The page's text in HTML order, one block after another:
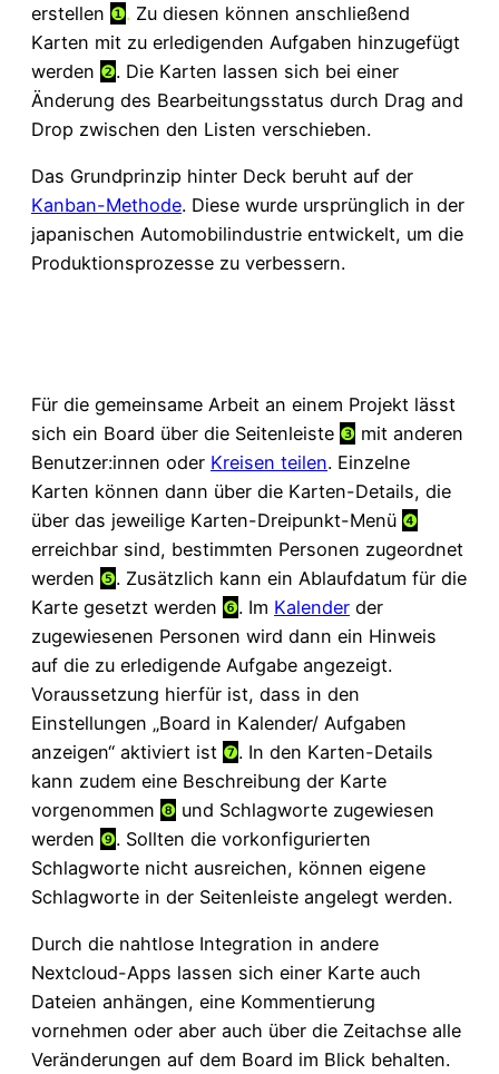
erstellen ❶. Zu diesen können anschließend
Karten mit zu erledigenden Aufgaben hinzugefügt
werden ❷. Die Karten lassen sich bei einer
Änderung des Bearbeitungsstatus durch Drag and
Drop zwischen den Listen verschieben.
Das Grundprinzip hinter Deck beruht auf der
Kanban-Methode. Diese wurde ursprünglich in der
japanischen Automobilindustrie entwickelt, um die
Produktionsprozesse zu verbessern.
Für die gemeinsame Arbeit an einem Projekt lässt
sich ein Board über die Seitenleiste ❸ mit anderen
Benutzer:innen oder Kreisen teilen. Einzelne
Karten können dann über die Karten-Details, die
über das jeweilige Karten-Dreipunkt-Menü ❹
erreichbar sind, bestimmten Personen zugeordnet
werden ❺. Zusätzlich kann ein Ablaufdatum für die
Karte gesetzt werden ❻. Im Kalender der
zugewiesenen Personen wird dann ein Hinweis
auf die zu erledigende Aufgabe angezeigt.
Voraussetzung hierfür ist, dass in den
Einstellungen „Board in Kalender/ Aufgaben
anzeigen“ aktiviert ist ❼. In den Karten-Details
kann zudem eine Beschreibung der Karte
vorgenommen ❽ und Schlagworte zugewiesen
werden ❾. Sollten die vorkonfigurierten
Schlagworte nicht ausreichen, können eigene
Schlagworte in der Seitenleiste angelegt werden.
Durch die nahtlose Integration in andere
Nextcloud-Apps lassen sich einer Karte auch
Dateien anhängen, eine Kommentierung
vornehmen oder aber auch über die Zeitachse alle
Veränderungen auf dem Board im Blick behalten.